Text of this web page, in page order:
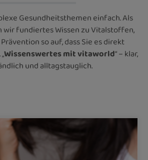
Gesundheitsthemen einfach. Als
fundiertes Wissen zu Vitalstoffen,
so auf, dass Sie es direkt
Wissenswertes mit vitaworld“ – klar,
und alltagstauglich.